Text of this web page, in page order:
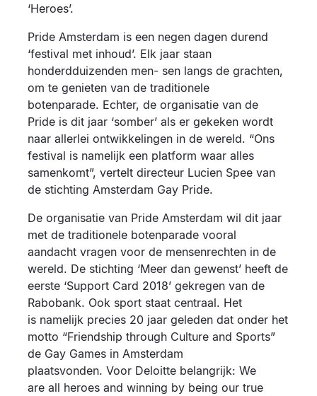
‘Heroes’.
Pride Amsterdam is een negen dagen durend
‘festival met inhoud’. Elk jaar staan
honderdduizenden men- sen langs de grachten,
om te genieten van de traditionele
botenparade. Echter, de organisatie van de
Pride is dit jaar ‘somber’ als er gekeken wordt
naar allerlei ontwikkelingen in de wereld. “Ons
festival is namelijk een platform waar alles
samenkomt”, vertelt directeur Lucien Spee van
de stichting Amsterdam Gay Pride.
De organisatie van Pride Amsterdam wil dit jaar
met de traditionele botenparade vooral
aandacht vragen voor de mensenrechten in de
wereld. De stichting ‘Meer dan gewenst’ heeft de
eerste ‘Support Card 2018’ gekregen van de
Rabobank. Ook sport staat centraal. Het
is namelijk precies 20 jaar geleden dat onder het
motto “Friendship through Culture and Sports”
de Gay Games in Amsterdam
plaatsvonden. Voor Deloitte belangrijk: We
are all heroes and winning by being our true